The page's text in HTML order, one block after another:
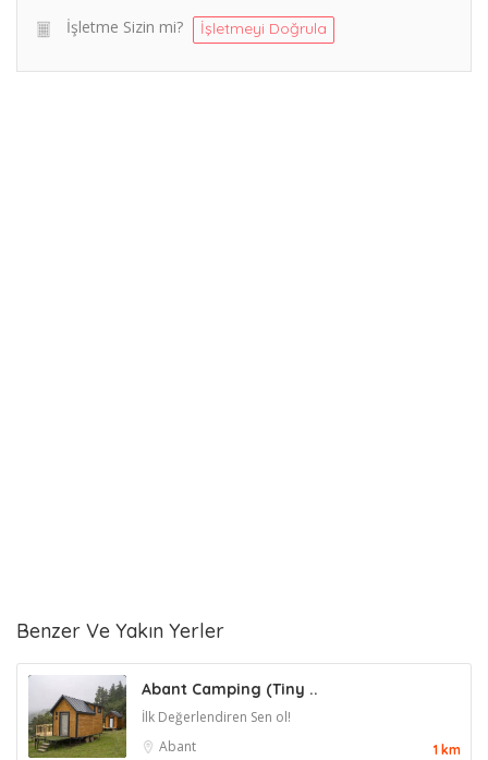
İşletme Sizin mi? İşletmeyi Doğrula
Benzer Ve Yakın Yerler
Abant Camping (Tiny ..
İlk Değerlendiren Sen ol!
Abant
1 km